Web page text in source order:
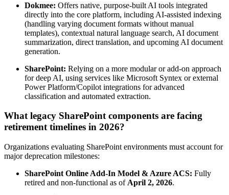
Dokmee: Offers native, purpose-built AI tools integrated
directly into the core platform, including AI-assisted indexing
(handling varying document formats without manual
templates), contextual natural language search, AI document
summarization, direct translation, and upcoming AI document
generation.
SharePoint: Relying on a more modular or add-on approach
for deep AI, using services like Microsoft Syntex or external
Power Platform/Copilot integrations for advanced
classification and automated extraction.
What legacy SharePoint components are facing
retirement timelines in 2026?
Organizations evaluating SharePoint environments must account for
major deprecation milestones:
SharePoint Online Add-In Model & Azure ACS: Fully
retired and non-functional as of April 2, 2026.